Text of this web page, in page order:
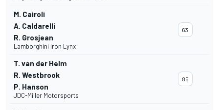
M. Cairoli
A. Caldarelli
R. Grosjean
Lamborghini Iron Lynx
63
T. van der Helm
R. Westbrook
P. Hanson
JDC-Miller Motorsports
85